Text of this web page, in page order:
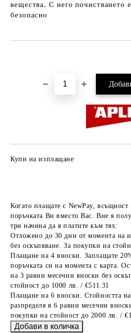
вещества. С него почистването
безопасно
Купи на изплащане
Когато плащате с NewPay,
поръчката Ви вместо Вас. Вие я
три начина да я платите към тях:
Отложено до 30 дни от момента на
без оскъпяване. За покупки на
Плащане на 4 вноски. Заплащате
поръчката си на момента с карта.
на 3 равни месечни вноски без
стойност до 1000 лв. / €511.31
Плащане на 6 вноски. Стойността на
разпределя в 6 равни месечни
покупки на стойност до 2000 лв. /